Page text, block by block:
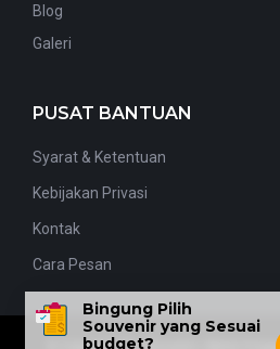
Blog
Galeri
PUSAT BANTUAN
Syarat & Ketentuan
Kebijakan Privasi
Kontak
Cara Pesan
Bingung Pilih
Souvenir yang Sesuai
budget?